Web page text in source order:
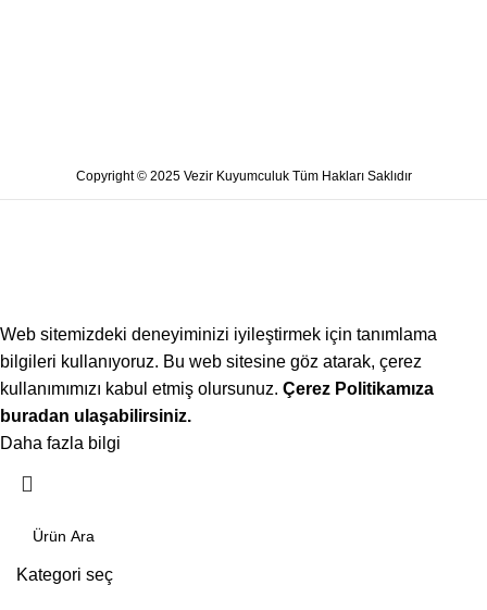
Copyright © 2025 Vezir Kuyumculuk Tüm Hakları Saklıdır
Web sitemizdeki deneyiminizi iyileştirmek için tanımlama
bilgileri kullanıyoruz. Bu web sitesine göz atarak, çerez
kullanımımızı kabul etmiş olursunuz. Çerez Politikamıza
buradan ulaşabilirsiniz.
Daha fazla bilgi
Kategori seç